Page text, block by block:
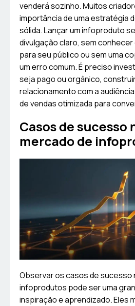
venderá sozinho. Muitos
importância de uma estratégia
sólida. Lançar um infoproduto
divulgação claro, sem
para seu público ou sem uma
um erro comum. É preciso
seja pago ou orgânico,
relacionamento com a
de vendas otimizada para
Casos de sucesso
mercado de
Observar os casos de sucesso
infoprodutos pode ser uma
inspiração e aprendizado. Eles